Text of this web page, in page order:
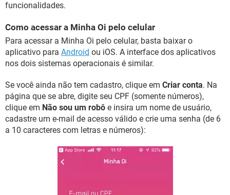
funcionalidades.
Como acessar a Minha Oi pelo celular
Para acessar a Minha Oi pelo celular, basta baixar o
aplicativo para Android ou iOS. A interface dos aplicativos
nos dois sistemas operacionais é similar.
Se você ainda não tem cadastro, clique em Criar conta. Na
página que se abre, digite seu CPF (somente números),
clique em Não sou um robô e insira um nome de usuário,
cadastre um e-mail de acesso válido e crie uma senha (de 6
a 10 caracteres com letras e números):